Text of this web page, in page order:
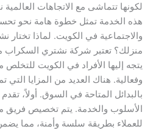
لكونها تتماشى مع الاتجاهات العالمية
هذه الخدمة تمثل خطوة هامة نحو تحسين
والاجتماعية في الكويت. لماذا تختار
منزلك؟ تعتبر شركة نشتري السكراب من
يتجه إليها الأفراد في الكويت للتخلص
وفعالية. هناك العديد من المزايا التي
بالبدائل المتاحة في السوق. أولاً،
الأسلوب والخدمة. يتم تخصيص فريق
للعملاء بطريقة سلسة وأمنة، مما